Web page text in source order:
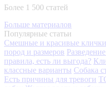
Более 1 500 статей
Больше материалов
Популярные статьи
Смешные и красивые
пород и размеров
правила, есть ли выгода?
классные варианты Собака
Есть причины для тревоги